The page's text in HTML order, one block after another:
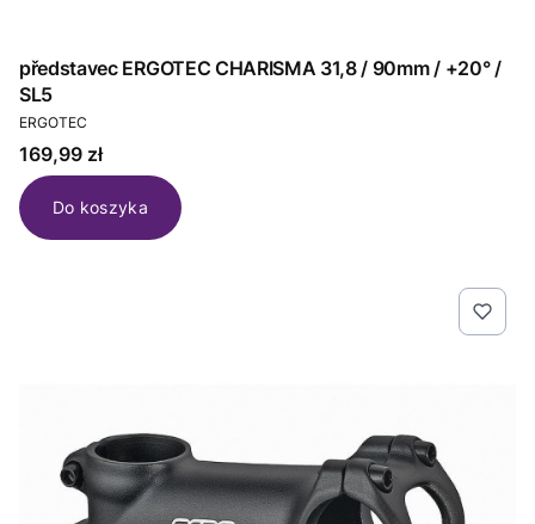
představec ERGOTEC CHARISMA 31,8 / 90mm / +20° /
SL5
PRODUCENT
ERGOTEC
Cena
169,99 zł
Do koszyka